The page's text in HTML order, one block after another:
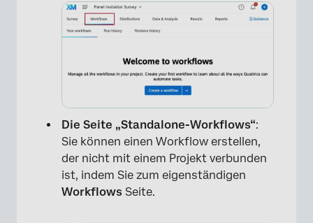
Die Seite „Standalone-Workflows“:
Sie können einen Workflow erstellen,
der nicht mit einem Projekt verbunden
ist, indem Sie zum eigenständigen
Workflows Seite.